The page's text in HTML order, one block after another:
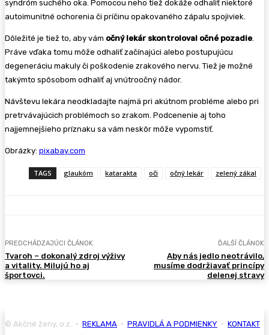
syndróm suchého oka. Pomocou neho tiež dokáže odhaliť niektoré
autoimunitné ochorenia či príčinu opakovaného zápalu spojiviek.
Dôležité je tiež to, aby vám očný lekár skontroloval očné pozadie
Práve vďaka tomu môže odhaliť začínajúci alebo postupujúcu
degeneráciu makuly či poškodenie zrakového nervu. Tiež je možné
takýmto spôsobom odhaliť aj vnútroočný nádor.
Návštevu lekára neodkladajte najmä pri akútnom probléme alebo pri
pretrvávajúcich problémoch so zrakom. Podcenenie aj toho
najjemnejšieho príznaku sa vám neskôr môže vypomstiť.
Obrázky: pixabay.com
TAGS glaukóm katarakta oči očný lekár zelený zákal
PREDCHÁDZAJÚCI ČLÁNOK
Tvaroh – dokonalý zdroj výživy
a vitality. Milujú ho aj
športovci.
ĎALŠÍ ČLÁNOK
Aby nás jedlo neotrávilo,
musíme dodržiavať princípy
delenej stravy
© Akčné ženy, o.z. • REKLAMA • PRAVIDLÁ A PODMIENKY • KONTAKT